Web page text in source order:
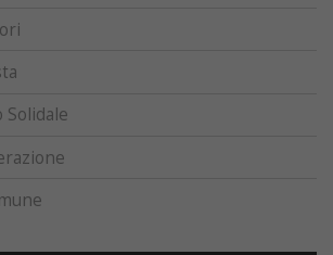
Solidale